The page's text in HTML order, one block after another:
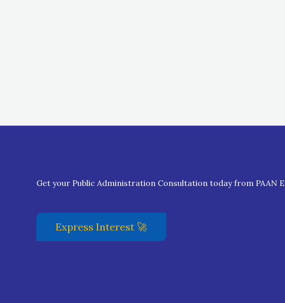
Get your Public Administration Consultation today from PAAN
Express Interest 🚀